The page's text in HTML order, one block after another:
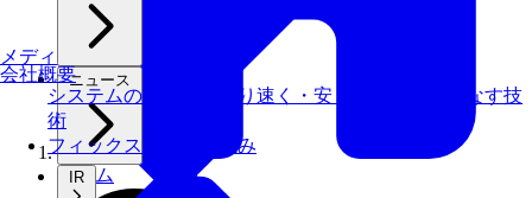
メディアライブラリ
ニュース
IR
会社概要
システムの仕事を、より速く・安く・省エネでこなす技
術
フィックスターズの​強み
ホーム